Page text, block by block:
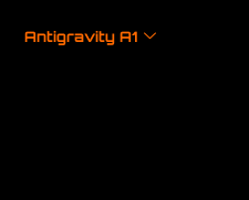
Antigravity A1